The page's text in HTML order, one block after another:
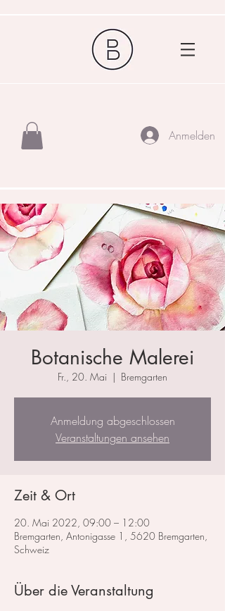
Anmelden
Botanische Malerei
Fr., 20. Mai
  |
Bremgarten
Anmeldung abgeschlossen
Veranstaltungen ansehen
Zeit & Ort
20. Mai 2022, 09:00 – 12:00
Bremgarten, Antonigasse 1, 5620 Bremgarten,
Schweiz
Über die Veranstaltung